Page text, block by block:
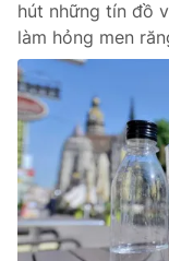
hút những tín đồ
làm hỏng men